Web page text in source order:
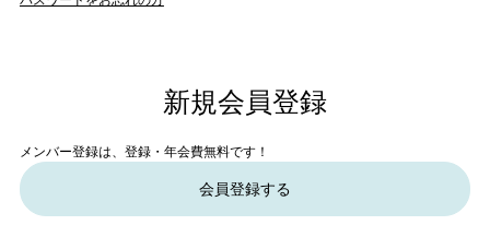
新規会員登録
メンバー登録は、登録・年会費無料です！
会員登録する